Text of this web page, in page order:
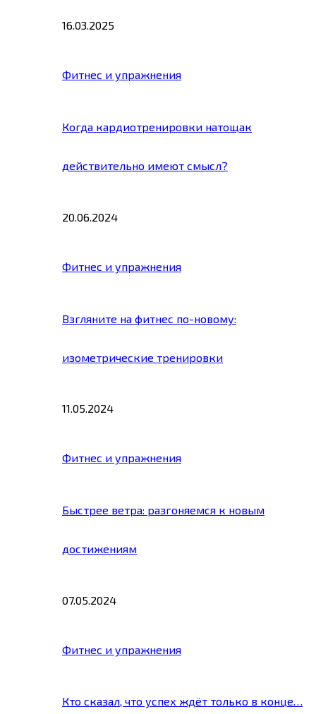
16.03.2025
Фитнес и упражнения
Когда кардиотренировки натощак
действительно имеют смысл?
20.06.2024
Фитнес и упражнения
Взгляните на фитнес по-новому:
изометрические тренировки
11.05.2024
Фитнес и упражнения
Быстрее ветра: разгоняемся к новым
достижениям
07.05.2024
Фитнес и упражнения
Кто сказал, что успех ждёт только в конце…